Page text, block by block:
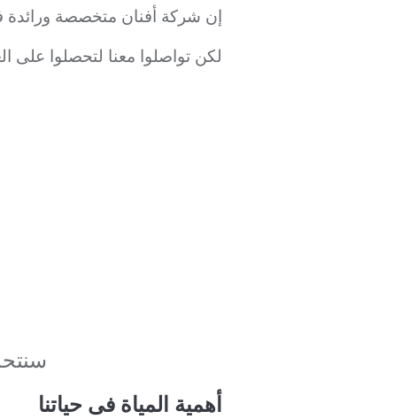
إن شركة أفنان متخصصة ورائدة
لكن تواصلوا معنا لتحصلوا على
أهمية المياة فى حياتنا